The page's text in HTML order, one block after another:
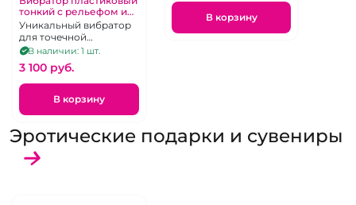
тонкий с рельефом и
подогревом на
головке "Lilo"
Уникальный вибратор
для точечной
стимуляции эрогенных
зон с подогревом до 47
градусов
В наличии: 1 шт.
3 100 pуб.
В корзину
В корзину
Эротические подарки и сувениры